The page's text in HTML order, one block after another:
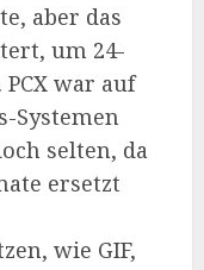
aber das
um 24-
war auf
Systemen
selten, da
ersetzt
wie GIF,